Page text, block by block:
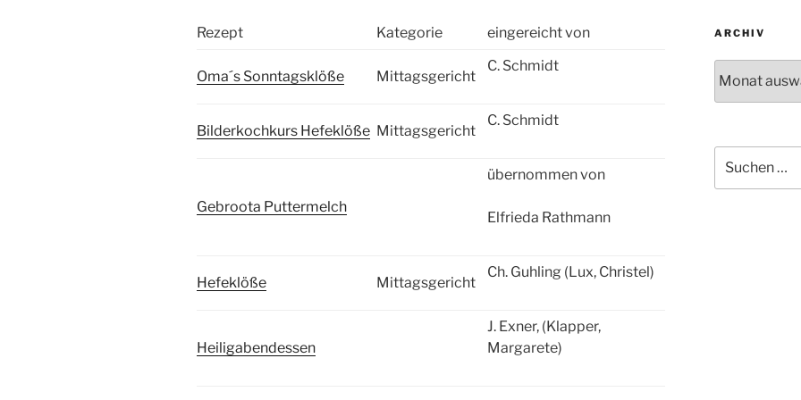
Rezept Kategorie eingereicht von
Oma´s Sonntagsklöße Mittagsgericht
C. Schmidt
Bilderkochkurs Hefeklöße Mittagsgericht
C. Schmidt
Gebroota Puttermelch
übernommen von
Elfrieda Rathmann
Hefeklöße Mittagsgericht
Ch. Guhling (Lux, Christel)
Heiligabendessen
J. Exner, (Klapper,
Margarete)
ARCHIV
nach: